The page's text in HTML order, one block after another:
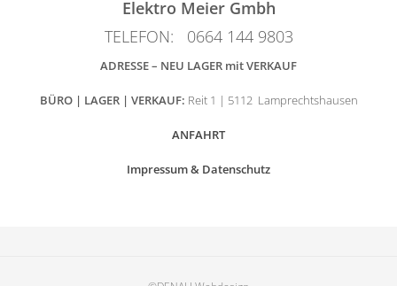
Elektro Meier Gmbh
TELEFON: 0664 144 9803
ADRESSE – NEU LAGER mit VERKAUF
BÜRO | LAGER | VERKAUF: Reit 1 | 5112 Lamprechtshausen
ANFAHRT
Impressum & Datenschutz